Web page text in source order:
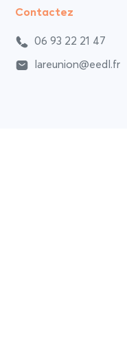
Contactez
06 93 22 21 47
lareunion@eedl.fr